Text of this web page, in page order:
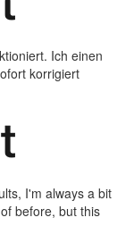
Ich einen
korrigiert
I'm always a bit
before, but this